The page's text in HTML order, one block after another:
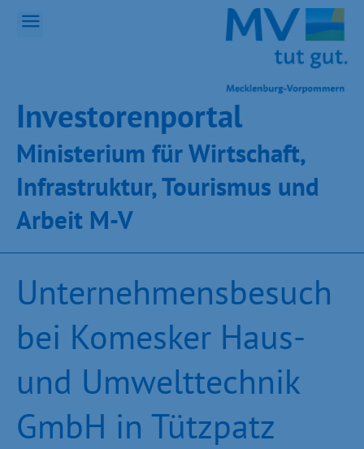
Inves­toren­por­tal
Ministeri­um für Wirt­schaft,
Infra­struk­tur, Tou­ris­mus und
Ar­beit M-V
Unternehmensbesuch
bei Komesker Haus-
und Umwelttechnik
GmbH in Tützpatz